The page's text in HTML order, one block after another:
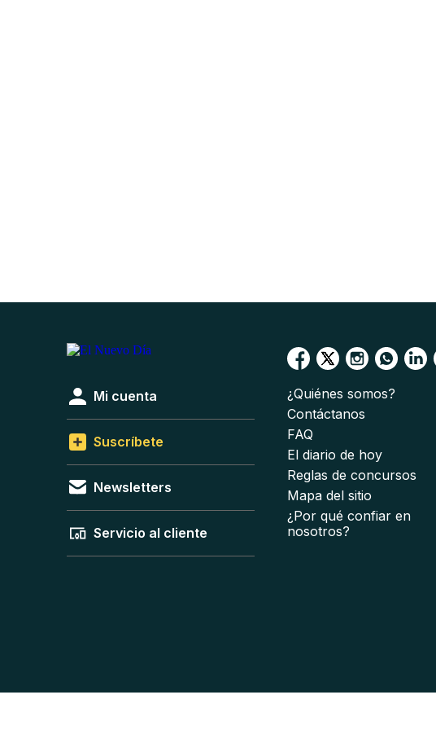
Mi cuenta
Suscríbete
Newsletters
Servicio al cliente
¿Quiénes somos?
Contáctanos
FAQ
El diario de hoy
Reglas de concursos
Mapa del sitio
¿Por qué confiar en
nosotros?